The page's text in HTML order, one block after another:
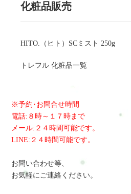
化粧品販売
HITO.（ヒト）SCミスト 250g
トレフル 化粧品一覧
※予約･お問合せ時間
電話:８時～１７時まで
メール:２４時間可能です。
LINE:２４時間可能です。
お問い合わせ等、
お気軽にご連絡ください。